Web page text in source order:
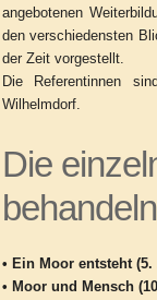
angebotenen
den verschiedensten
der Zeit vorgestellt.
Die Referentinnen
Wilhelmdorf.
Die
• Ein Moor entsteht
• Moor und Mensch